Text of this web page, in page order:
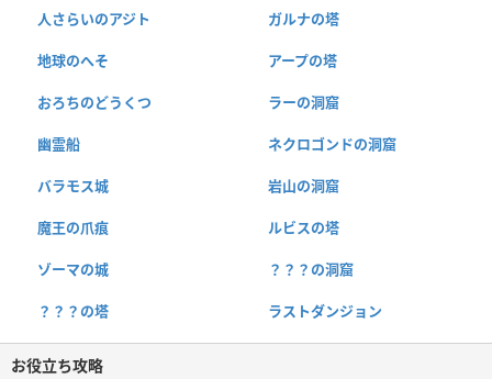
人さらいのアジト ガルナの塔
地球のへそ アープの塔
おろちのどうくつ ラーの洞窟
幽霊船 ネクロゴンドの洞窟
バラモス城 岩山の洞窟
魔王の爪痕 ルビスの塔
ゾーマの城 ？？？の洞窟
？？？の塔 ラストダンジョン
お役立ち攻略